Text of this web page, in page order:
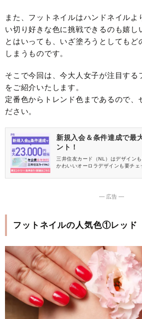
また、フットネイルはハンドネイルよ
い切り好きな色に挑戦できるのも嬉し
とはいっても、いざ塗ろうとしてもど
しまうものです。
そこで今回は、今大人女子が注目する
をご紹介いたします。
定番色からトレンド色まであるので、
ださい。
新規入会＆条件達成で最
ント！
三井住友カード（NL）はデザイン
かわいいオーロラデザインも要チェ
― 広告 ―
フットネイルの人気色①レッド